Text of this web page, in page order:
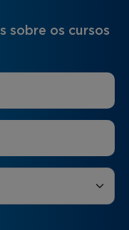
sobre os cursos